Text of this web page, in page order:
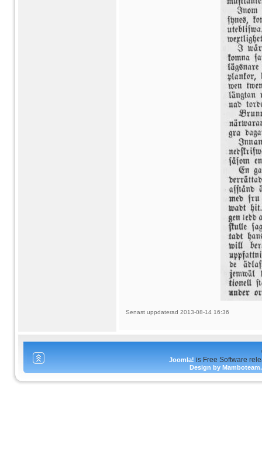
Senast uppdaterad 2013-08-14 16:36
Joomla! is Free Software
Design by